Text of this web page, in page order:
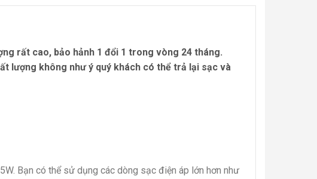
rất cao, bảo hảnh 1 đổi 1 trong vòng 24 tháng.
lượng không như ý quý khách có thể trả lại sạc và
Bạn có thể sử dụng các dòng sạc điện áp lớn hơn như